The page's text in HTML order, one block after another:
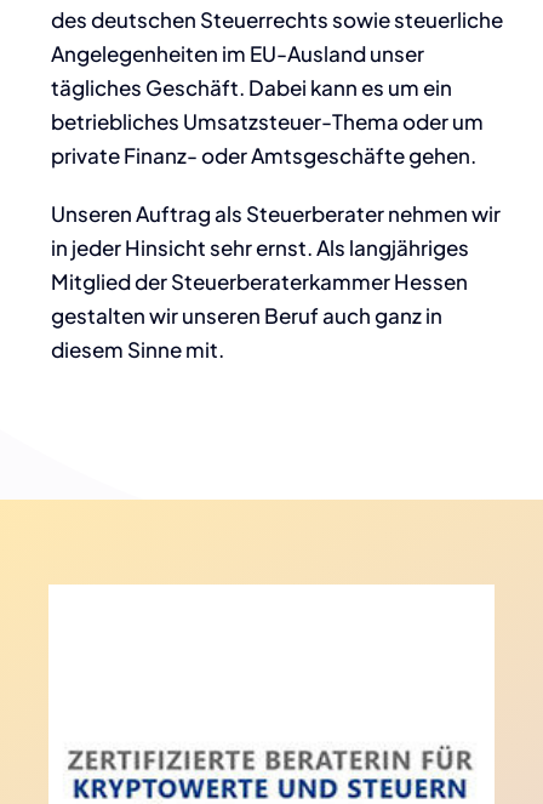
des deutschen Steuerrechts sowie steuerliche
Angelegenheiten im EU-Ausland unser
tägliches Geschäft. Dabei kann es um ein
betriebliches Umsatzsteuer-Thema oder um
private Finanz- oder Amtsgeschäfte gehen.
Unseren Auftrag als Steuerberater nehmen wir
in jeder Hinsicht sehr ernst. Als langjähriges
Mitglied der Steuerberaterkammer Hessen
gestalten wir unseren Beruf auch ganz in
diesem Sinne mit.